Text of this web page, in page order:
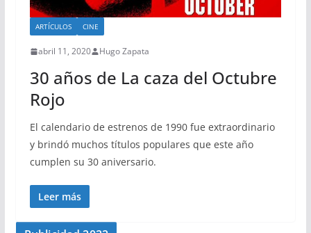
ARTÍCULOS CINE
abril 11, 2020 Hugo Zapata
30 años de La caza del Octubre
Rojo
El calendario de estrenos de 1990 fue extraordinario
y brindó muchos títulos populares que este año
cumplen su 30 aniversario.
Leer más